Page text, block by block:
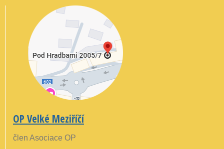
OP Velké Meziříčí
člen Asociace OP